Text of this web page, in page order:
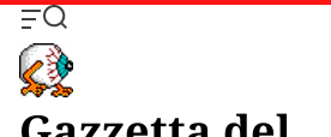
S
O
f
f
c
a
S
e
a
r
c